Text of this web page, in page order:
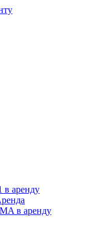
в аренду
в аренду